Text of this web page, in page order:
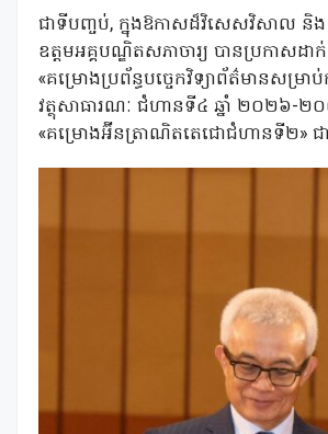
ជាទីបញ្ចប់, ក្នុងឱកាសដ៏វិសេសវិសាល និង
ឧត្តមអគ្គបណ្ឌិតសភាចារ្យ បានប្រកាសដាក់
«គម្រោងប្រព័ន្ធបច្ចេកវិទ្យាព័ត៌មានសម្រា
វត្ថុសាធារណៈ ជំហានទី៤ ឆ្នាំ ២០២៦-២
«គម្រោងអ៊ីនត្រាណិតតេជោជំហានទី២» ជា